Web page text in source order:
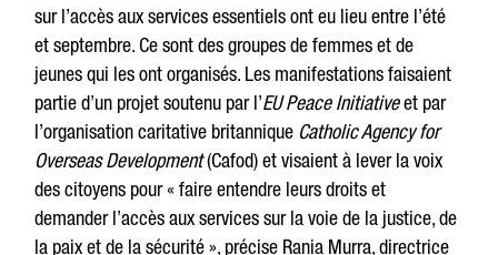
sur l’accès aux services essentiels ont eu lieu entre l’été
et septembre. Ce sont des groupes de femmes et de
jeunes qui les ont organisés. Les manifestations faisaient
partie d’un projet soutenu par l’EU Peace Initiativeet par
l’organisation caritative britannique Catholic Agency for
Overseas Development(Cafod) et visaient à lever la voix
des citoyens pour « faire entendre leurs droits et
demander l’accès aux services sur la voie de la justice, de
la paix et de la sécurité », précise Rania Murra, directrice